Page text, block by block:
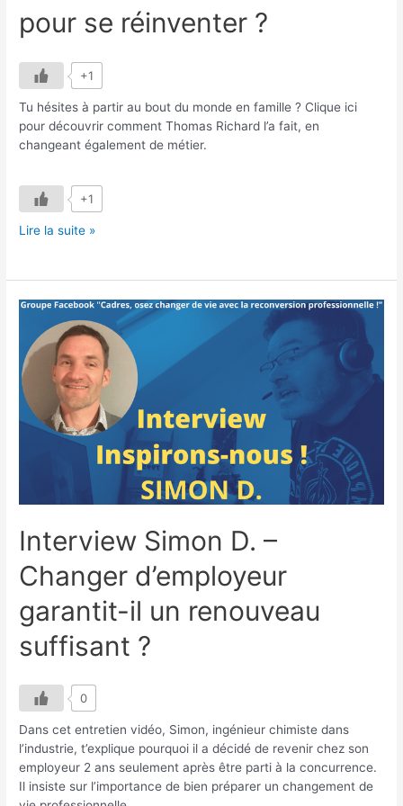
pour se réinventer ?
+1
Tu hésites à partir au bout du monde en famille ? Clique ici
pour découvrir comment Thomas Richard l’a fait, en
changeant également de métier.
+1
Interview
Partir
bout
du
monde
pour
se
réinventer
Lire la suite »
Interview Simon D. –
Changer d’employeur
garantit-il un renouveau
suffisant ?
0
Dans cet entretien vidéo, Simon, ingénieur chimiste dans
l’industrie, t’explique pourquoi il a décidé de revenir chez son
employeur 2 ans seulement après être parti à la concurrence.
Il insiste sur l’importance de bien préparer un changement de